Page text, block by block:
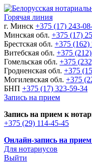
Горячая линия
г. Минск +375 (17) 243-
Минская обл. +375 (17)
Брестская обл. +375 (162)
Витебская обл. +375
Гомельская обл. +375
Гродненская обл. +375
Могилевская обл. +375
БНП +375 (17) 323-59-34
Запись на прием
Запись на прием к
+375 (29) 114-45-45
Онлайн-запись на
Для нотариусов
Выйти